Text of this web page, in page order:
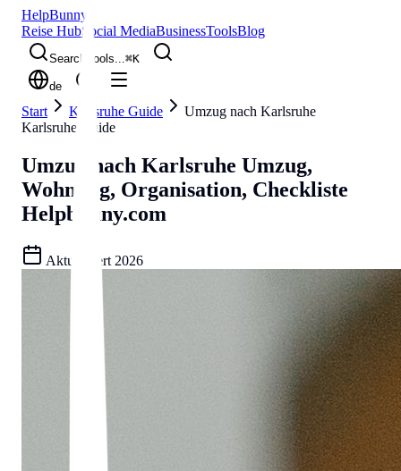
HelpBunny
Reise HubSocial MediaBusinessToolsBlog
Search tools...⌘K
de
Start Karlsruhe Guide
Umzug nach Karlsruhe
Karlsruhe Guide
Umzug nach Karlsruhe Umzug,
Wohnung, Organisation, Checkliste
Helpbunny.com
Aktualisiert 2026